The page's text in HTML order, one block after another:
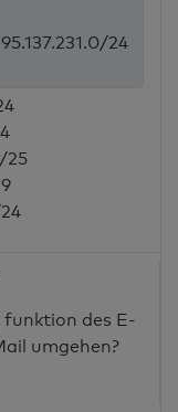
24
25
des E-
umgehen?